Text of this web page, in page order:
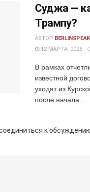
Суджа —
Трампу?
АВТОР
12 МАРТА, 2025
В рамках
известной
уходят из
после начала...
к